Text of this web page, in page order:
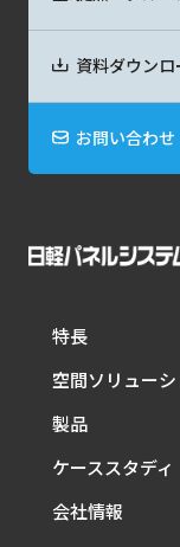
資料ダウンロ
お問い合わせ
特長
空間ソリュー
製品
ケーススタディ
会社情報